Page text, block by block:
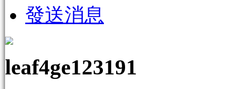
發送消息
leaf4ge123191